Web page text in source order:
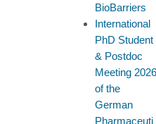
BioBarriers
International
PhD Student
& Postdoc
Meeting 2026
of the
German
Pharmaceuti